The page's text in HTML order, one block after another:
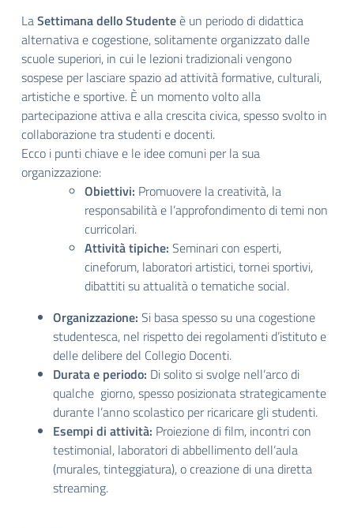
LaSettimana dello Studenteè un periodo di didattica
alternativa e cogestione, solitamente organizzato dalle
scuole superiori, in cui le lezioni tradizionali vengono
sospese per lasciare spazio ad attività formative, culturali,
artistiche e sportive. È un momento volto alla
partecipazione attiva e alla crescita civica, spesso svolto in
collaborazione tra studenti e docenti.
Ecco i punti chiave e le idee comuni per la sua
organizzazione:
Obiettivi: Promuovere la creatività, la
responsabilità e l’approfondimento di temi non
curricolari.
Attività tipiche: Seminari con esperti,
cineforum, laboratori artistici, tornei sportivi,
dibattiti su attualità o tematiche social.
Organizzazione: Si basa spesso su una cogestione
studentesca, nel rispetto dei regolamenti d’istituto e
delle delibere del Collegio Docenti.
Durata e periodo: Di solito si svolge nell’arco di
qualche giorno, spesso posizionata strategicamente
durante l’anno scolastico per ricaricare gli studenti.
Esempi di attività: Proiezione di film, incontri con
testimonial, laboratori di abbellimento dell’aula
(murales, tinteggiatura), o creazione di una diretta
streaming.